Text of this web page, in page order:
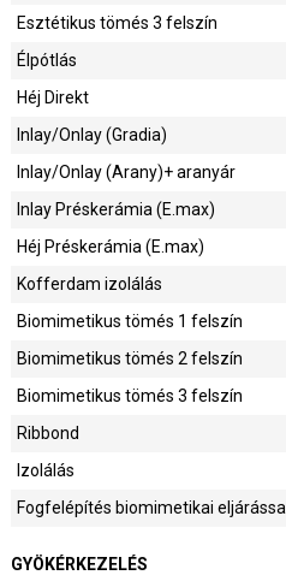
Esztétikus tömés 3 felszín
Élpótlás
Héj Direkt
Inlay/Onlay (Gradia)
Inlay/Onlay (Arany)+ aranyár
Inlay Préskerámia (E.max)
Héj Préskerámia (E.max)
Kofferdam izolálás
Biomimetikus tömés 1 felszín
Biomimetikus tömés 2 felszín
Biomimetikus tömés 3 felszín
Ribbond
Izolálás
Fogfelépítés biomimetikai eljárással
GYÖKÉRKEZELÉS